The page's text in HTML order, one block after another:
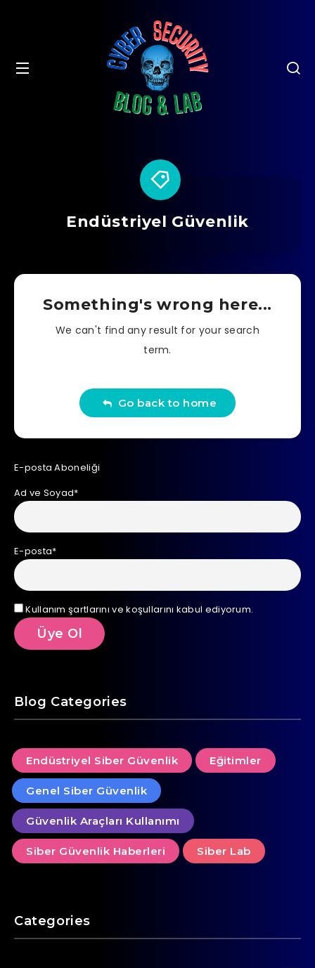
Endüstriyel Güvenlik
Something's wrong here...
We can't find any result for your search
term.
Go back to home
E-posta Aboneliği
Ad ve Soyad*
E-posta*
Kullanım şartlarını ve koşullarını kabul ediyorum.
Blog Categories
Endüstriyel Siber Güvenlik Eğitimler
Genel Siber Güvenlik
Güvenlik Araçları Kullanımı
Siber Güvenlik Haberleri Siber Lab
Categories